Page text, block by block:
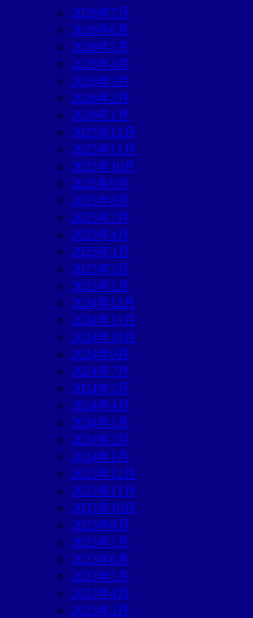
2026年7月
2026年6月
2026年5月
2026年4月
2026年3月
2026年2月
2026年1月
2025年12月
2025年11月
2025年10月
2025年9月
2025年8月
2025年7月
2025年4月
2025年3月
2025年2月
2025年1月
2024年12月
2024年11月
2024年10月
2024年9月
2024年7月
2024年5月
2024年4月
2024年3月
2024年2月
2024年1月
2023年12月
2023年11月
2023年10月
2023年8月
2023年7月
2023年6月
2023年5月
2023年4月
2023年3月